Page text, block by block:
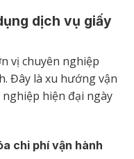
dịch vụ giấy
vị chuyên nghiệp
Đây là xu hướng vận
hiện đại ngày
chi phí vận hành